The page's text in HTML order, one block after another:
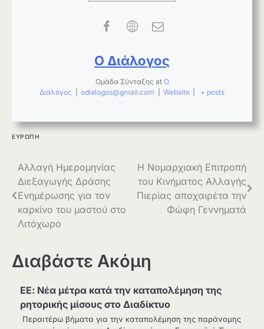
Ο Διάλογος
Ομάδα Σύνταξης at Ο
Διάλογος
odialogos@gmail.com Website + posts
ΕΥΡΩΠΗ
Πλοήγηση
άρθρων
Αλλαγή Ημερομηνίας
Διεξαγωγής Δράσης
Ενημέρωσης για τον
καρκίνο του μαστού στο
Λιτόχωρο
Η Νομαρχιακή Επιτροπή
του Κινήματος Αλλαγής
Πιερίας αποχαιρέτα την
Φώφη Γεννηματά
Διαβάστε Ακόμη
ΕΕ: Νέα μέτρα κατά την καταπολέμηση της
ρητορικής μίσους στο Διαδίκτυο
Περαιτέρω βήματα για την καταπολέμηση της παράνομης